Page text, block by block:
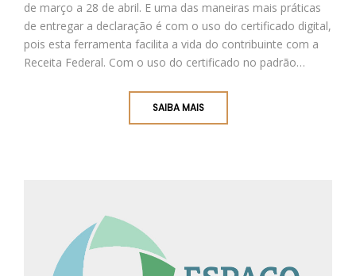
de março a 28 de abril. E uma das maneiras mais práticas
de entregar a declaração é com o uso do certificado digital,
pois esta ferramenta facilita a vida do contribuinte com a
Receita Federal. Com o uso do certificado no padrão…
SAIBA MAIS